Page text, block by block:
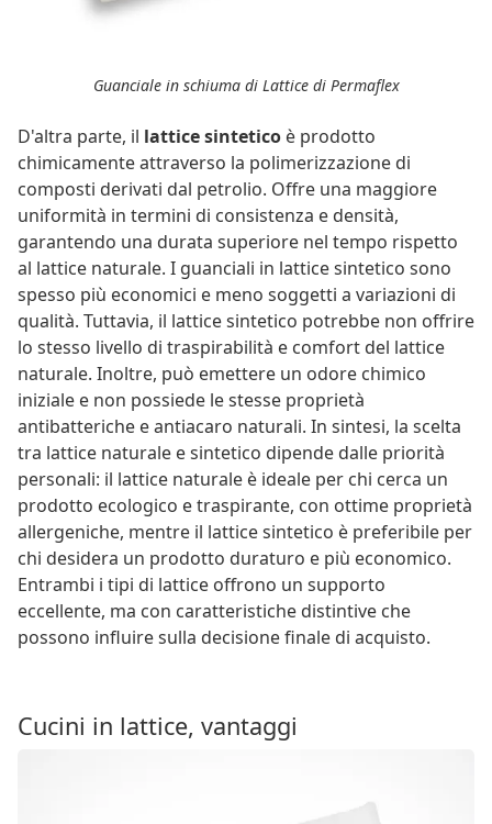
Guanciale in schiuma di Lattice di Permaflex
D'altra parte, il lattice sintetico è prodotto
chimicamente attraverso la polimerizzazione di
composti derivati dal petrolio. Offre una maggiore
uniformità in termini di consistenza e densità,
garantendo una durata superiore nel tempo rispetto
al lattice naturale. I guanciali in lattice sintetico sono
spesso più economici e meno soggetti a variazioni di
qualità. Tuttavia, il lattice sintetico potrebbe non offrire
lo stesso livello di traspirabilità e comfort del lattice
naturale. Inoltre, può emettere un odore chimico
iniziale e non possiede le stesse proprietà
antibatteriche e antiacaro naturali. In sintesi, la scelta
tra lattice naturale e sintetico dipende dalle priorità
personali: il lattice naturale è ideale per chi cerca un
prodotto ecologico e traspirante, con ottime proprietà
allergeniche, mentre il lattice sintetico è preferibile per
chi desidera un prodotto duraturo e più economico.
Entrambi i tipi di lattice offrono un supporto
eccellente, ma con caratteristiche distintive che
possono influire sulla decisione finale di acquisto.
Cucini in lattice, vantaggi